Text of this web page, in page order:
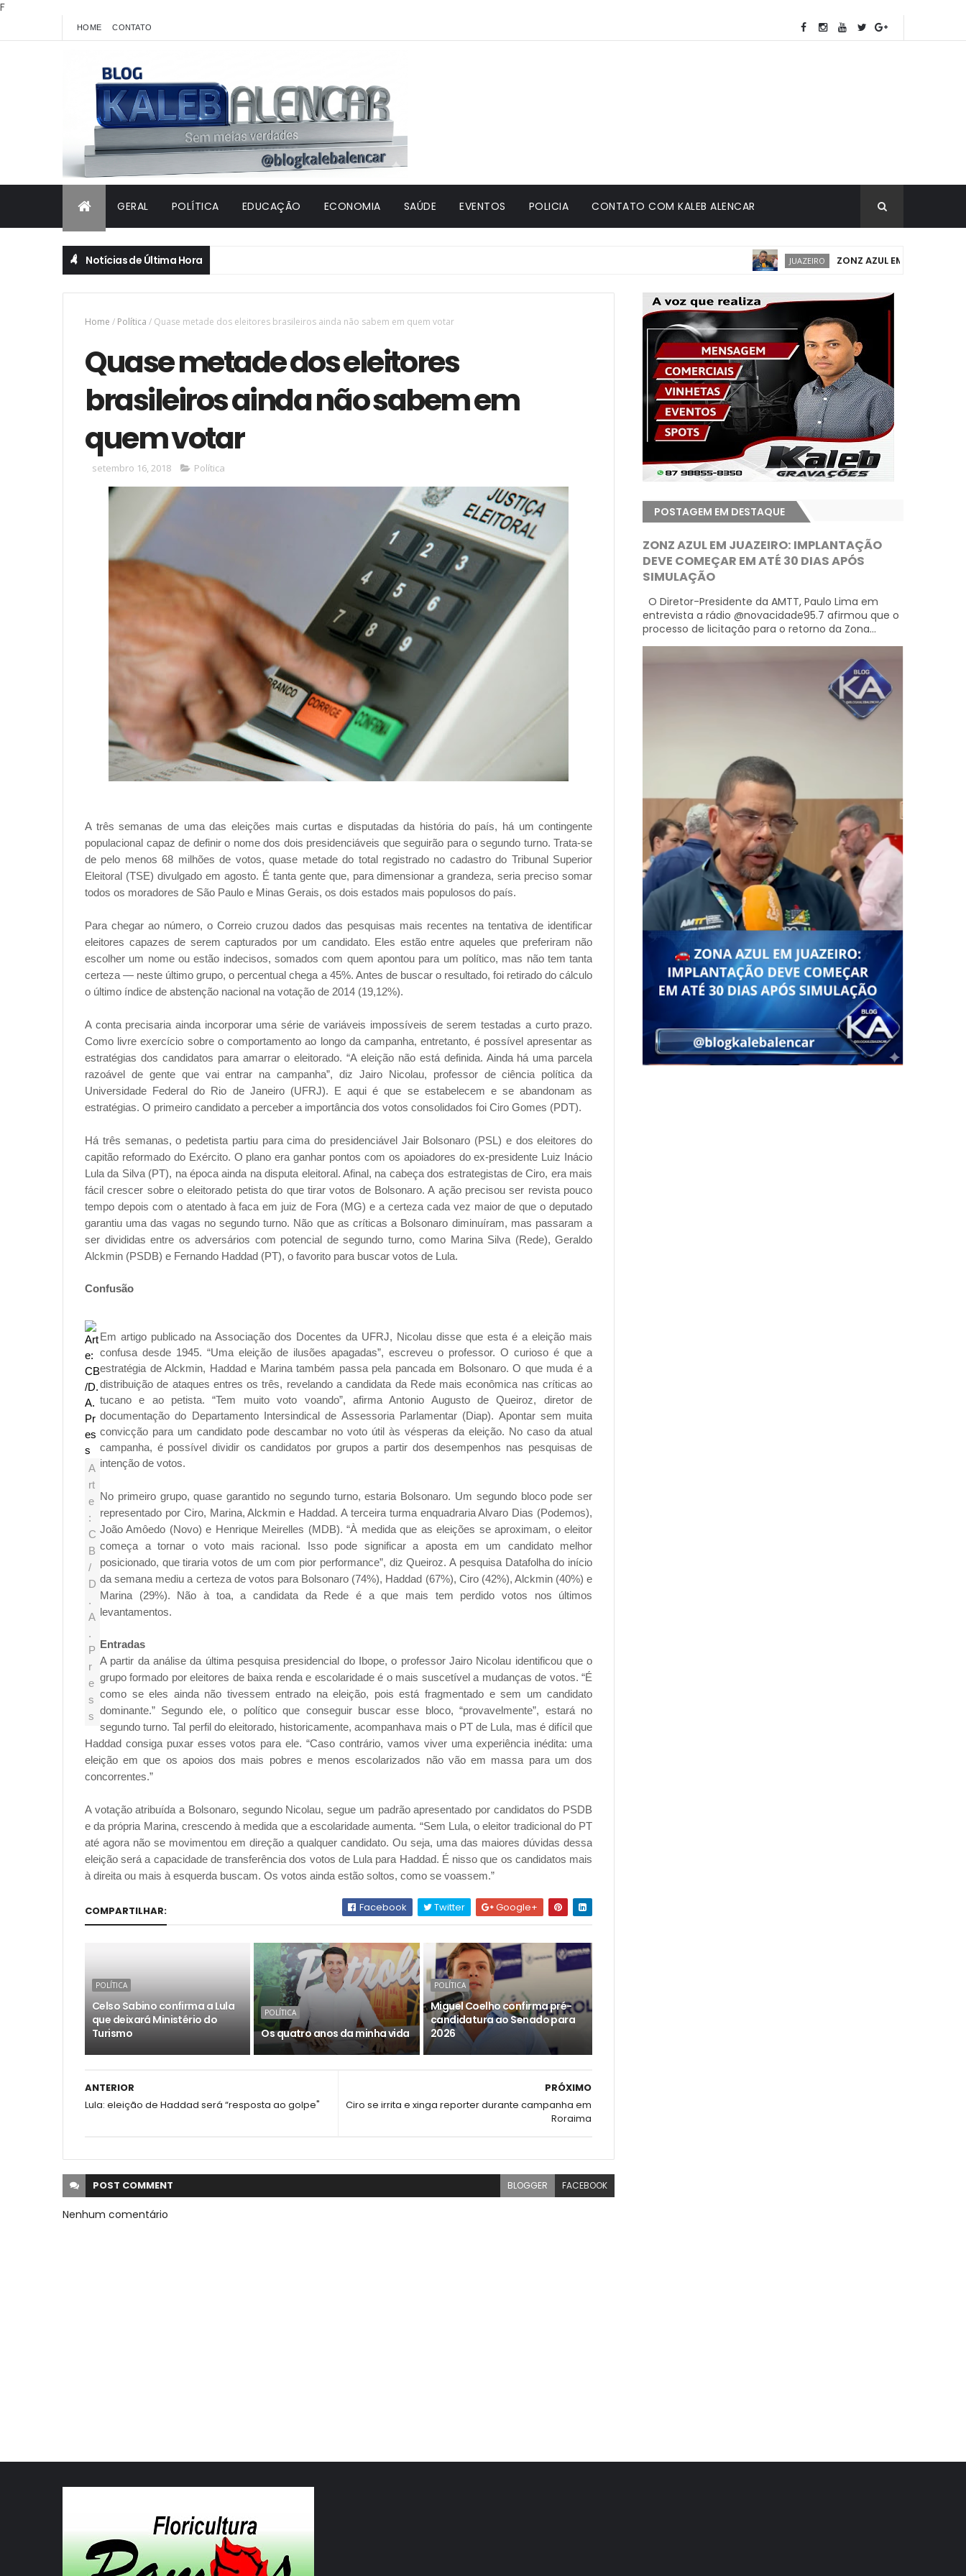
F
HOME CONTATO
GERAL POLÍTICA EDUCAÇÃO ECONOMIA SAÚDE EVENTOS POLICIA CONTATO COM KALEB ALENCAR
Notícias de Última Hora JUAZEIRO ZONZ AZUL EM JUAZEIRO:
Home / Política / Quase metade dos eleitores brasileiros ainda não sabem em quem votar
Quase metade dos eleitores
brasileiros ainda não sabem em
quem votar
setembro 16, 2018 Política
A três semanas de uma das eleições mais curtas e disputadas da história do país, há um contingente
populacional capaz de definir o nome dos dois presidenciáveis que seguirão para o segundo turno. Trata-se
de pelo menos 68 milhões de votos, quase metade do total registrado no cadastro do Tribunal Superior
Eleitoral (TSE) divulgado em agosto. É tanta gente que, para dimensionar a grandeza, seria preciso somar
todos os moradores de São Paulo e Minas Gerais, os dois estados mais populosos do país.
Para chegar ao número, o Correio cruzou dados das pesquisas mais recentes na tentativa de identificar
eleitores capazes de serem capturados por um candidato. Eles estão entre aqueles que preferiram não
escolher um nome ou estão indecisos, somados com quem apontou para um político, mas não tem tanta
certeza — neste último grupo, o percentual chega a 45%. Antes de buscar o resultado, foi retirado do cálculo
o último índice de abstenção nacional na votação de 2014 (19,12%).
A conta precisaria ainda incorporar uma série de variáveis impossíveis de serem testadas a curto prazo.
Como livre exercício sobre o comportamento ao longo da campanha, entretanto, é possível apresentar as
estratégias dos candidatos para amarrar o eleitorado. “A eleição não está definida. Ainda há uma parcela
razoável de gente que vai entrar na campanha”, diz Jairo Nicolau, professor de ciência política da
Universidade Federal do Rio de Janeiro (UFRJ). E aqui é que se estabelecem e se abandonam as
estratégias. O primeiro candidato a perceber a importância dos votos consolidados foi Ciro Gomes (PDT).
Há três semanas, o pedetista partiu para cima do presidenciável Jair Bolsonaro (PSL) e dos eleitores do
capitão reformado do Exército. O plano era ganhar pontos com os apoiadores do ex-presidente Luiz Inácio
Lula da Silva (PT), na época ainda na disputa eleitoral. Afinal, na cabeça dos estrategistas de Ciro, era mais
fácil crescer sobre o eleitorado petista do que tirar votos de Bolsonaro. A ação precisou ser revista pouco
tempo depois com o atentado à faca em juiz de Fora (MG) e a certeza cada vez maior de que o deputado
garantiu uma das vagas no segundo turno. Não que as críticas a Bolsonaro diminuíram, mas passaram a
ser divididas entre os adversários com potencial de segundo turno, como Marina Silva (Rede), Geraldo
Alckmin (PSDB) e Fernando Haddad (PT), o favorito para buscar votos de Lula.
Confusão
A
rt
e
:
C
B
/
D
.
A
.
P
r
e
s
s
Em artigo publicado na Associação dos Docentes da UFRJ, Nicolau disse que esta é a eleição mais
confusa desde 1945. “Uma eleição de ilusões apagadas”, escreveu o professor. O curioso é que a
estratégia de Alckmin, Haddad e Marina também passa pela pancada em Bolsonaro. O que muda é a
distribuição de ataques entres os três, revelando a candidata da Rede mais econômica nas críticas ao
tucano e ao petista. “Tem muito voto voando”, afirma Antonio Augusto de Queiroz, diretor de
documentação do Departamento Intersindical de Assessoria Parlamentar (Diap). Apontar sem muita
convicção para um candidato pode descambar no voto útil às vésperas da eleição. No caso da atual
campanha, é possível dividir os candidatos por grupos a partir dos desempenhos nas pesquisas de
intenção de votos.
No primeiro grupo, quase garantido no segundo turno, estaria Bolsonaro. Um segundo bloco pode ser
representado por Ciro, Marina, Alckmin e Haddad. A terceira turma enquadraria Alvaro Dias (Podemos),
João Amôedo (Novo) e Henrique Meirelles (MDB). “À medida que as eleições se aproximam, o eleitor
começa a tornar o voto mais racional. Isso pode significar a aposta em um candidato melhor
posicionado, que tiraria votos de um com pior performance”, diz Queiroz. A pesquisa Datafolha do início
da semana mediu a certeza de votos para Bolsonaro (74%), Haddad (67%), Ciro (42%), Alckmin (40%) e
Marina (29%). Não à toa, a candidata da Rede é a que mais tem perdido votos nos últimos
levantamentos.
Entradas
A partir da análise da última pesquisa presidencial do Ibope, o professor Jairo Nicolau identificou que o
grupo formado por eleitores de baixa renda e escolaridade é o mais suscetível a mudanças de votos. “É
como se eles ainda não tivessem entrado na eleição, pois está fragmentado e sem um candidato
dominante.” Segundo ele, o político que conseguir buscar esse bloco, “provavelmente”, estará no
segundo turno. Tal perfil do eleitorado, historicamente, acompanhava mais o PT de Lula, mas é difícil que
Haddad consiga puxar esses votos para ele. “Caso contrário, vamos viver uma experiência inédita: uma
eleição em que os apoios dos mais pobres e menos escolarizados não vão em massa para um dos
concorrentes.”
A votação atribuída a Bolsonaro, segundo Nicolau, segue um padrão apresentado por candidatos do PSDB
e da própria Marina, crescendo à medida que a escolaridade aumenta. “Sem Lula, o eleitor tradicional do PT
até agora não se movimentou em direção a qualquer candidato. Ou seja, uma das maiores dúvidas dessa
eleição será a capacidade de transferência dos votos de Lula para Haddad. É nisso que os candidatos mais
à direita ou mais à esquerda buscam. Os votos ainda estão soltos, como se voassem.”
COMPARTILHAR: Facebook Twitter Google+
POLÍTICA
Celso Sabino confirma a Lula
que deixará Ministério do
Turismo
POLÍTICA
Os quatro anos da minha vida
POLÍTICA
Miguel Coelho confirma pré-
candidatura ao Senado para
2026
PRÓXIMO
Ciro se irrita e xinga reporter durante campanha em
Roraima
ANTERIOR
Lula: eleição de Haddad será “resposta ao golpe"
POST COMMENT BLOGGER FACEBOOK
Nenhum comentário
POSTAGEM EM DESTAQUE
ZONZ AZUL EM JUAZEIRO: IMPLANTAÇÃO
DEVE COMEÇAR EM ATÉ 30 DIAS APÓS
SIMULAÇÃO
O Diretor-Presidente da AMTT, Paulo Lima em
entrevista a rádio @novacidade95.7 afirmou que o
processo de licitação para o retorno da Zona...